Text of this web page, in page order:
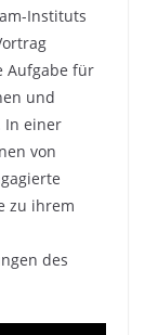
Instituts
Aufgabe für
und
In einer
von
zu ihrem
des